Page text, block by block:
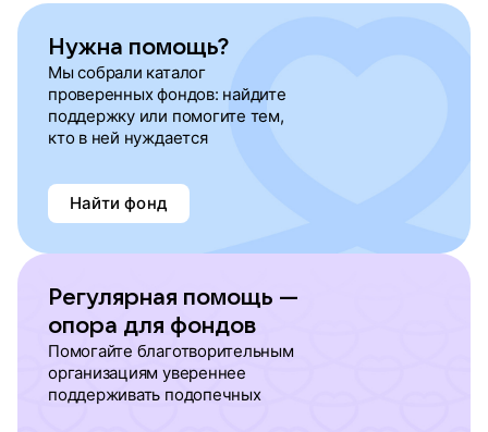
Нужна помощь?
Мы собрали каталог
проверенных фондов: найдите
поддержку или помогите тем,
кто в ней нуждается
Найти фонд
Регулярная помощь —
опора для фондов
Помогайте благотворительным
организациям увереннее
поддерживать подопечных